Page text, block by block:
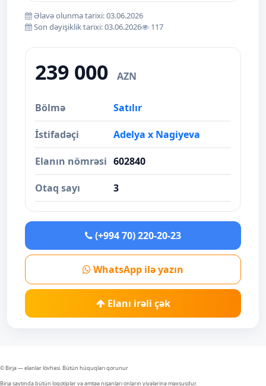
Əlavə olunma tarixi: 03.06.2026
Son dəyişiklik tarixi: 03.06.2026
117
239 000 AZN
Bölmə Satılır
İstifadəçi Adelya x Nagiyeva
Elanın nömrəsi 602840
Otaq sayı 3
(+994 70) 220-20-23
WhatsApp ilə yazın
Elanı irəli çək
© Birja — elanlar lövhəsi. Bütün hüquqları qorunur
Birja saytında bütün loqotiplər və əmtəə nişanları onların yiyələrinə məxsusdur.